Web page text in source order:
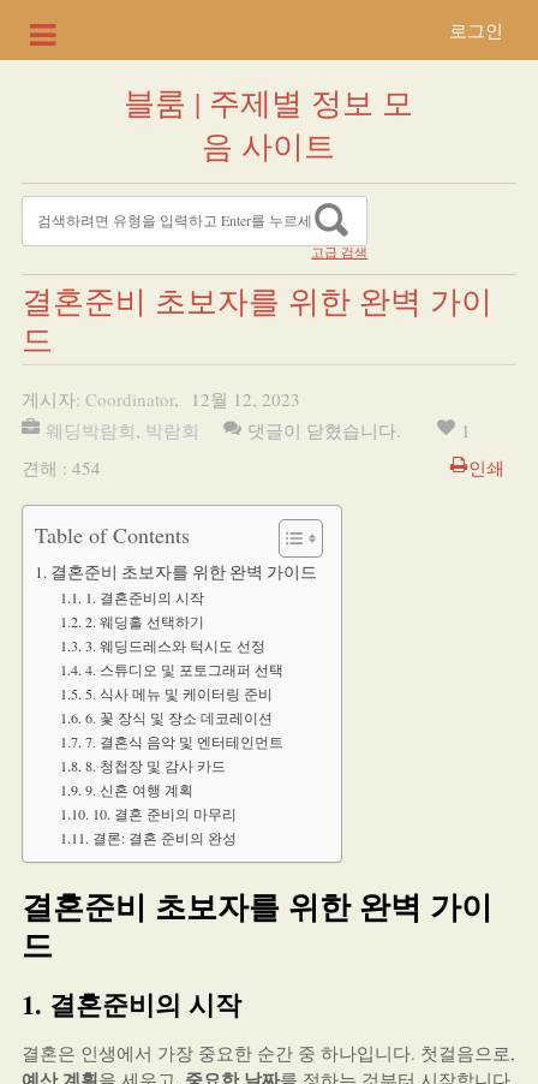
로그인
블룸 | 주제별 정보 모
음 사이트
고급 검색
결혼준비 초보자를 위한 완벽 가이
드
게시자: Coordinator,
12월 12, 2023
웨딩박람회, 박람회 댓글이 닫혔습니다.
1
견해 : 454
인쇄
Table of Contents
결혼준비 초보자를 위한 완벽 가이드
1. 결혼준비의 시작
2. 웨딩홀 선택하기
3. 웨딩드레스와 턱시도 선정
4. 스튜디오 및 포토그래퍼 선택
5. 식사 메뉴 및 케이터링 준비
6. 꽃 장식 및 장소 데코레이션
7. 결혼식 음악 및 엔터테인먼트
8. 청첩장 및 감사 카드
9. 신혼 여행 계획
10. 결혼 준비의 마무리
결론: 결혼 준비의 완성
결혼준비 초보자를 위한 완벽 가이
드
1. 결혼준비의 시작
결혼은 인생에서 가장 중요한 순간 중 하나입니다. 첫걸음으로,
을 세우고,
를 정하는 것부터 시작합니다.